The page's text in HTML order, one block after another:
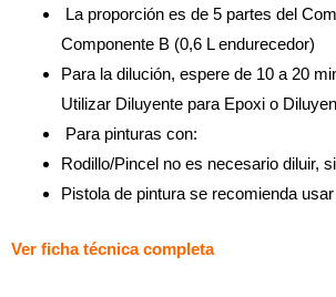
La proporción es de 5 partes del
Componente B (0,6 L endurecedor)
Para la dilución, espere de 10 a 20
Utilizar Diluyente para Epoxi o
Para pinturas con:
Rodillo/Pincel no es necesario diluir,
Pistola de pintura se recomienda
Ver fichatécnicacompleta